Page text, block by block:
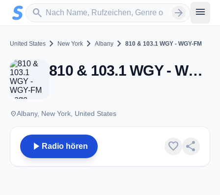
Zum Hauptinhalt springen
search
Sender suchen arrow_forward menu
United States chevron_right New York chevron_right Albany chevron_right 810 & 103.1 WGY - WGY-FM
810 & 103.1 WGY - WGY-FM - FM 103.1 - Albany, NY
placeAlbany, New York, United States
play_arrow Radio hören favorite share